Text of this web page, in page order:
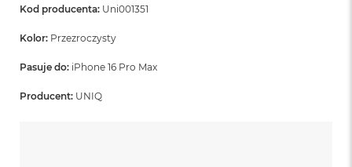
Kod producenta: Uni001351
Kolor: Przezroczysty
Pasuje do: iPhone 16 Pro Max
Producent: UNIQ